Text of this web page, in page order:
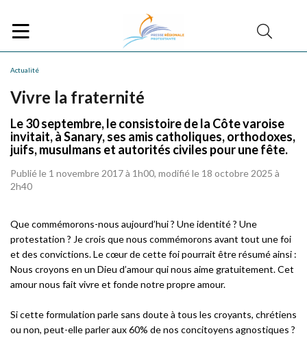
Actualité
Vivre la fraternité
Le 30 septembre, le consistoire de la Côte varoise
invitait, à Sanary, ses amis catholiques, orthodoxes,
juifs, musulmans et autorités civiles pour une fête.
Publié le 1 novembre 2017 à 1h00, modifié le 18 octobre 2025 à
2h40
Que commémorons-nous aujourd’hui ? Une identité ? Une
protestation ? Je crois que nous commémorons avant tout une foi
et des convictions. Le cœur de cette foi pourrait être résumé ainsi :
Nous croyons en un Dieu d’amour qui nous aime gratuitement. Cet
amour nous fait vivre et fonde notre propre amour.
Si cette formulation parle sans doute à tous les croyants, chrétiens
ou non, peut-elle parler aux 60% de nos concitoyens agnostiques ?